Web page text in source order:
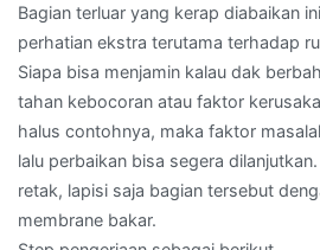
Bagian terluar yang kerap diabaikan
perhatian ekstra terutama terhadap
Siapa bisa menjamin kalau dak
tahan kebocoran atau faktor
halus contohnya, maka faktor
lalu perbaikan bisa segera
retak, lapisi saja bagian tersebut
membrane bakar.